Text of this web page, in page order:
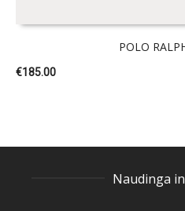
POLO
€185.00
Naudinga